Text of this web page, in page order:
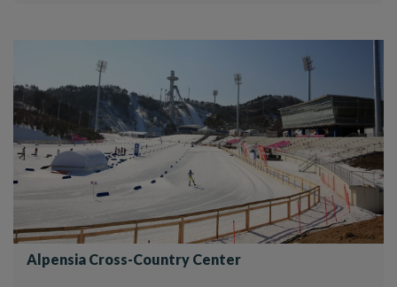
Alpensia Cross-Country Center